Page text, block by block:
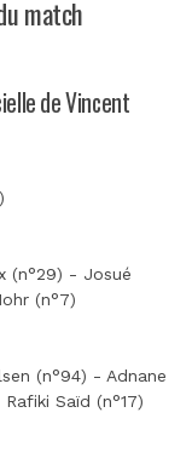
match
de Vincent
(n°29) - Josué
(n°7)
(n°94) - Adnane
Saïd (n°17)